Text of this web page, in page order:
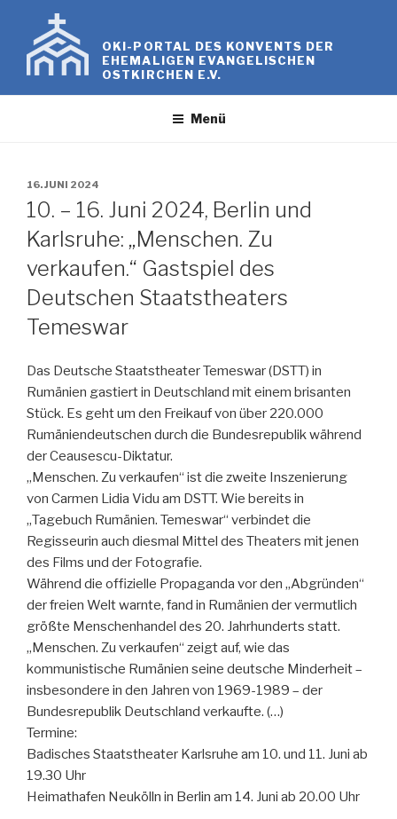
springen
OKI-PORTAL DES KONVENTS DER
EHEMALIGEN EVANGELISCHEN
OSTKIRCHEN E.V.
Menü
VERÖFFENTLICHT
AM
16. JUNI 2024
10. – 16. Juni 2024, Berlin und
Karlsruhe: „Menschen. Zu
verkaufen.“ Gastspiel des
Deutschen Staatstheaters
Temeswar
Das Deutsche Staatstheater Temeswar (DSTT) in
Rumänien gastiert in Deutschland mit einem brisanten
Stück. Es geht um den Freikauf von über 220.000
Rumäniendeutschen durch die Bundesrepublik während
der Ceausescu-Diktatur.
„Menschen. Zu verkaufen“ ist die zweite Inszenierung
von Carmen Lidia Vidu am DSTT. Wie bereits in
„Tagebuch Rumänien. Temeswar“ verbindet die
Regisseurin auch diesmal Mittel des Theaters mit jenen
des Films und der Fotografie.
Während die offizielle Propaganda vor den „Abgründen“
der freien Welt warnte, fand in Rumänien der vermutlich
größte Menschenhandel des 20. Jahrhunderts statt.
„Menschen. Zu verkaufen“ zeigt auf, wie das
kommunistische Rumänien seine deutsche Minderheit –
insbesondere in den Jahren von 1969-1989 – der
Bundesrepublik Deutschland verkaufte. (…)
Termine:
Badisches Staatstheater Karlsruhe am 10. und 11. Juni ab
19.30 Uhr
Heimathafen Neukölln in Berlin am 14. Juni ab 20.00 Uhr